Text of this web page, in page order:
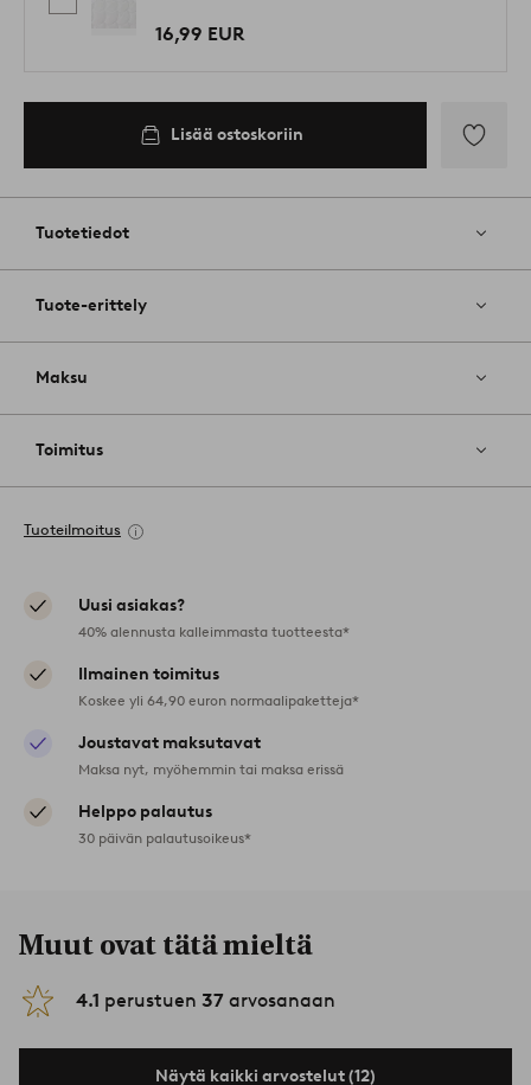
16,99 EUR
Lisää ostoskoriin
Tuotetiedot
Tuote-erittely
Maksu
Toimitus
Tuoteilmoitus
Uusi asiakas?
40% alennusta kalleimmasta tuotteesta*
Ilmainen toimitus
Koskee yli 64,90 euron normaalipaketteja*
Joustavat maksutavat
Maksa nyt, myöhemmin tai maksa erissä
Helppo palautus
30 päivän palautusoikeus*
Muut ovat tätä mieltä
4.1 perustuen 37 arvosanaan
Näytä kaikki arvostelut (12)